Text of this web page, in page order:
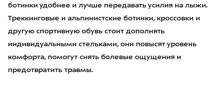
ботинки удобнее и лучше передавать усилия на лыжи.
Треккинговые и альпинистские ботинки, кроссовки и
другую спортивную обувь стоит дополнять
индивидуальными стельками, они повысят уровень
комфорта, помогут снять болевые ощущения и
предотвратить травмы.